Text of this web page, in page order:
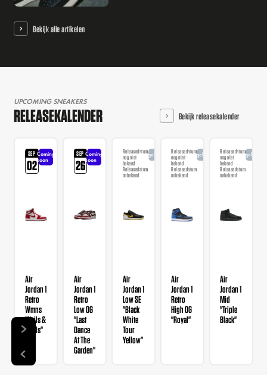
Bekijk alle artikelen
UPCOMING SNEAKERS
RELEASEKALENDER Bekijk releasekalender
SEP
02
Coming
soon
Air
Jordan 1
Retro
Wmns
"Nails &
Grails"
SEP
26
Coming
soon
Air
Jordan 1
Retro
Low OG
"Last
Dance
At The
Garden"
Releasedatum
nog niet
bekend
Releasedatum
onbekend
Aangekondigd
Air
Jordan 1
Low SE
"Black
White
Tour
Yellow"
Releasedatum
nog niet
bekend
Releasedatum
onbekend
Aangekondigd
Air
Jordan 1
Retro
High OG
"Royal"
Releasedatum
nog niet
bekend
Releasedatum
onbekend
Air
Jordan 1
Mid
"Triple
Black"